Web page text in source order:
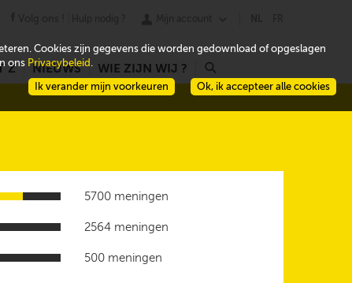
Z NIEUWS WIE ZIJN WIJ ? r
5700 meningen
2564 meningen
500 meningen
Cookies zijn gegevens die worden gedownload of opgeslagen
ons Privacybeleid .
Ok, ik accepteer alle cookies
Ik verander mijn voorkeuren